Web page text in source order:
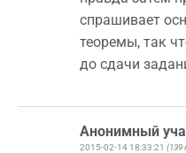
спрашивает
теоремы, так
до сдачи
Анонимный
2015-02-14 18:33:21 (139